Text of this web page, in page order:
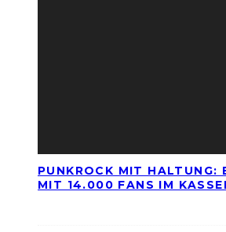
PUNKROCK MIT HALTUNG:
MIT 14.000 FANS IM